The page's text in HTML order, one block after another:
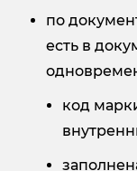
по
есть в
код